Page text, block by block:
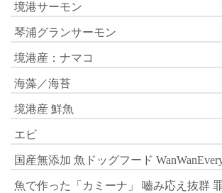
境港サーモン
琴浦グランサーモン
境港産：ナマコ
海藻／海苔
境港産 鮮魚
エビ
国産無添加 魚ドッグフード
魚で作った「カミーナ」 嚙み応え抜群